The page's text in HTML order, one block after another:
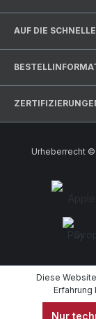
AUF DIE SCHNELLE
Urheberrecht ©
Diese
Erfahrung
Nur